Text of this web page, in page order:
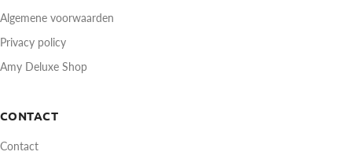
Algemene voorwaarden
Privacy policy
Amy Deluxe Shop
CONTACT
Contact